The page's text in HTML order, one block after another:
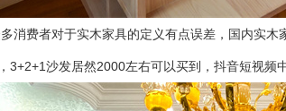
消费者对于实木家具的定义有点误差，国内实
沙发居然2000左右可以买到，抖音短视频